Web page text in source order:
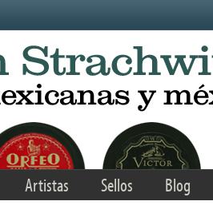
Artistas Sellos Blog